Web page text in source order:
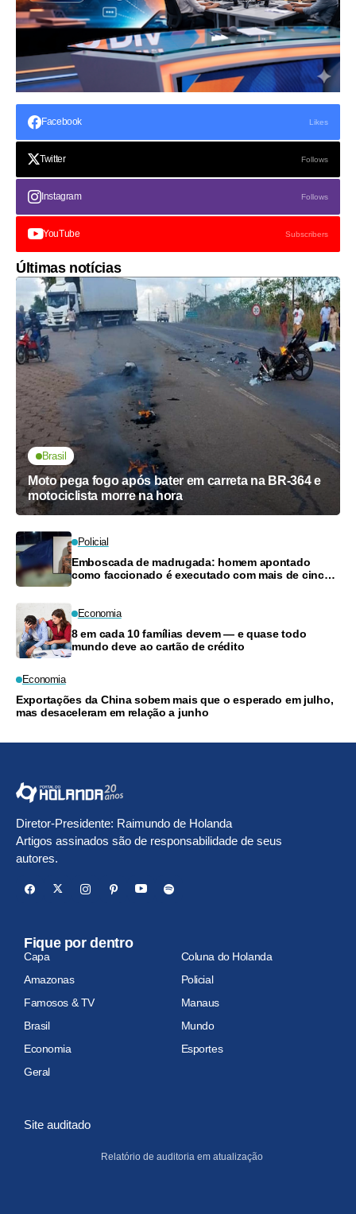
Facebook Likes
Twitter Follows
Instagram Follows
YouTube Subscribers
Últimas notícias
Brasil
Moto pega fogo após bater em carreta na BR-364 e
motociclista morre na hora
Policial
Emboscada de madrugada: homem apontado
como faccionado é executado com mais de cinco
Economia
8 em cada 10 famílias devem — e quase todo
mundo deve ao cartão de crédito
Economia
Exportações da China sobem mais que o esperado em julho,
mas desaceleram em relação a junho
Diretor-Presidente: Raimundo de Holanda
Artigos assinados são de responsabilidade de seus
autores.
Fique por dentro
Capa
Coluna do Holanda
Amazonas
Policial
Famosos & TV
Manaus
Brasil
Mundo
Economia
Esportes
Geral
Site auditado
Relatório de auditoria em atualização